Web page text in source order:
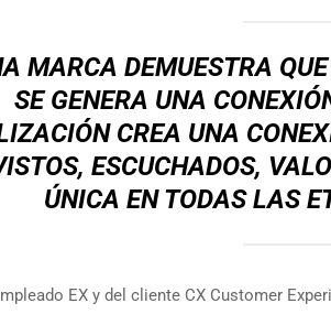
MARCA DEMUESTRA
SE GENERA UNA
CREA UNA
ESCUCHADOS,
ÚNICA EN TODAS LAS
EX y del cliente CX Customer